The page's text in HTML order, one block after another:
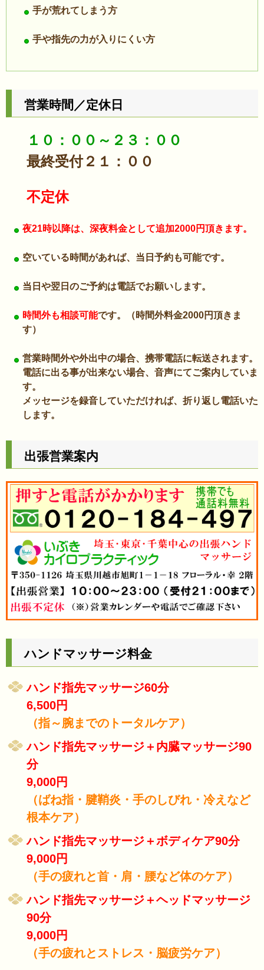
手が荒れてしまう方
手や指先の力が入りにくい方
営業時間／定休日
１０：００～２３：００
最終受付２１：００
不定休
夜21時以降は、深夜料金として追加2000円頂きます。
空いている時間があれば、当日予約も可能です。
当日や翌日のご予約は電話でお願いします。
時間外も相談可能です。（時間外料金2000円頂きま
す）
営業時間外や外出中の場合、携帯電話に転送されます。
電話に出る事が出来ない場合、音声にてご案内していま
す。
メッセージを録音していただければ、折り返し電話いた
します。
出張営業案内
ハンドマッサージ料金
ハンド指先マッサージ60分
6,500円
（指～腕までのトータルケア）
ハンド指先マッサージ＋内臓マッサージ90
分
9,000円
（ばね指・腱鞘炎・手のしびれ・冷えなど
根本ケア）
ハンド指先マッサージ＋ボディケア90分
9,000円
（手の疲れと首・肩・腰など体のケア）
ハンド指先マッサージ＋ヘッドマッサージ
90分
9,000円
（手の疲れとストレス・脳疲労ケア）